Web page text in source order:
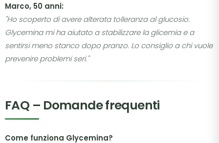
Marco, 50 anni:
"Ho scoperto di avere alterata tolleranza al glucosio.
Glycemina mi ha aiutato a stabilizzare la glicemia e a
sentirsi meno stanco dopo pranzo. Lo consiglio a chi vuole
prevenire problemi seri."
FAQ – Domande frequenti
Come funziona Glycemina?